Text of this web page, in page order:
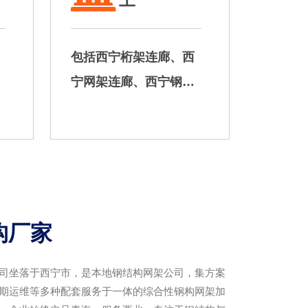
包括西宁桁架连廊、西
宁网架连廊、西宁钢桁
厂家
坐落于西宁市，是本地钢结构网架公司，集方案
运维等多种配套服务于一体的综合性钢构网架加